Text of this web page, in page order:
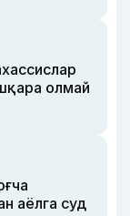
олмай
аёлга суд